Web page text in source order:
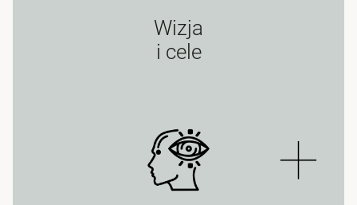
Wizja
i cele